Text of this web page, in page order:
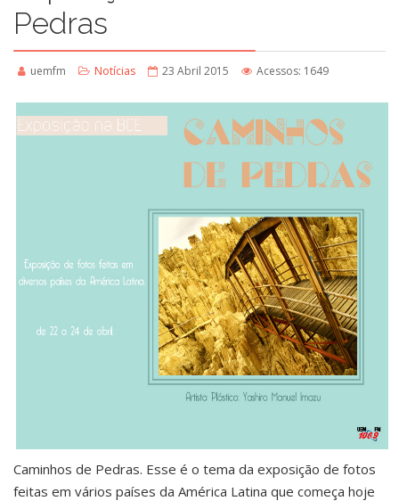
Pedras
uemfm Notícias 23 Abril 2015 Acessos: 1649
Caminhos de Pedras. Esse é o tema da exposição de fotos
feitas em vários países da América Latina que começa hoje